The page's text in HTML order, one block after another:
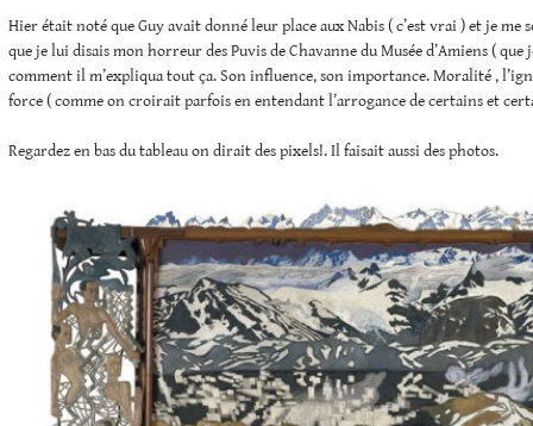
Hier était noté que Guy avait donné leur place aux Nabis ( c’est vrai ) et je me
que je lui disais mon horreur des Puvis de Chavanne du Musée d’Amiens ( que
comment il m’expliqua tout ça. Son influence, son importance. Moralité ,
force ( comme on croirait parfois en entendant l’arrogance de certains et
Regardez en bas du tableau on dirait des pixels!. Il faisait aussi des photos.